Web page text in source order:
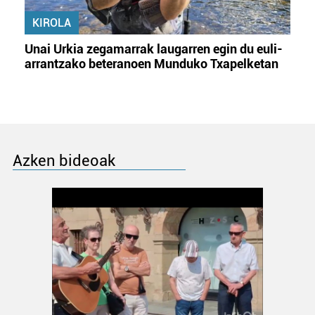
KIROLA
Unai Urkia zegamarrak laugarren egin du euli-
arrantzako beteranoen Munduko Txapelketan
Azken bideoak